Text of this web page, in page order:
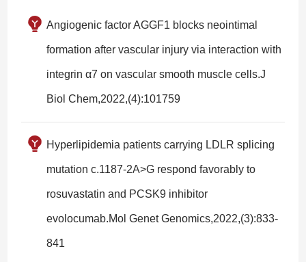
Angiogenic factor AGGF1 blocks neointimal
formation after vascular injury via interaction with
integrin α7 on vascular smooth muscle cells.J
Biol Chem,2022,(4):101759
Hyperlipidemia patients carrying LDLR splicing
mutation c.1187-2A>G respond favorably to
rosuvastatin and PCSK9 inhibitor
evolocumab.Mol Genet Genomics,2022,(3):833-
841